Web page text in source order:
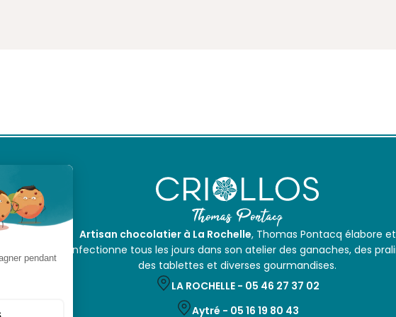
Artisan chocolatier à La Rochelle, Thomas Pontacq élabore et
confectionne tous les jours dans son atelier des ganaches, des
des tablettes et diverses gourmandises.
LA ROCHELLE - 05 46 27 37 02
Aytré - 05 16 19 80 43